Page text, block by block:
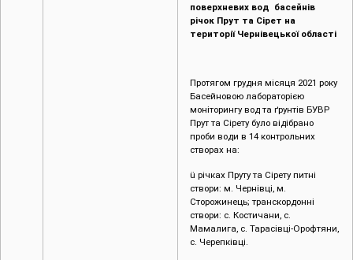
поверхневих вод басейнів
річок Прут та Сірет на
території Чернівецької області
Протягом грудня місяця 2021 року
Басейновою лабораторією
моніторингу вод та ґрунтів БУВР
Прут та Сірету було відібрано
проби води в 14 контрольних
створах на:
ü річках Пруту та Сірету питні
створи: м. Чернівці, м.
Сторожинець; транскордонні
створи: с. Костичани, с.
Мамалига, с. Тарасівці-Орофтяни,
с. Черепківці.